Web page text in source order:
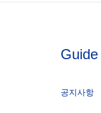
Guide
공지사항